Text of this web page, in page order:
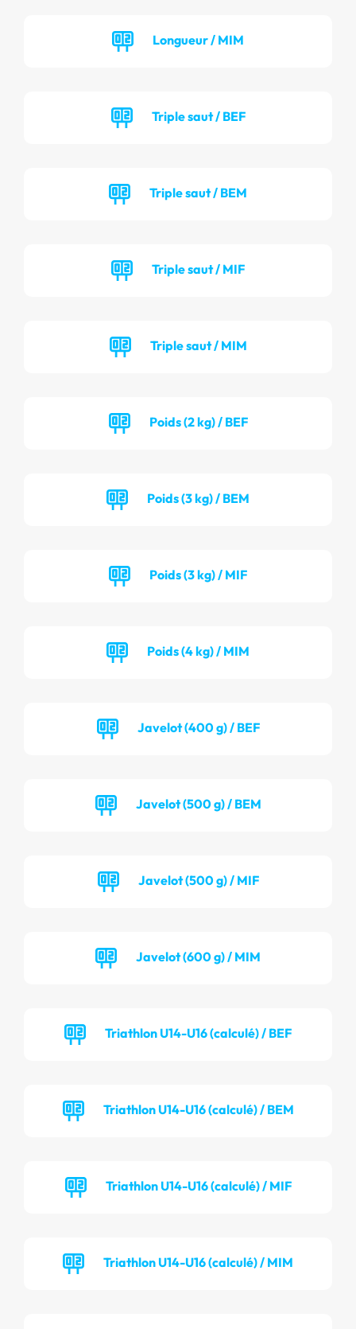
Longueur / MIM
Triple saut / BEF
Triple saut / BEM
Triple saut / MIF
Triple saut / MIM
Poids (2 kg) / BEF
Poids (3 kg) / BEM
Poids (3 kg) / MIF
Poids (4 kg) / MIM
Javelot (400 g) / BEF
Javelot (500 g) / BEM
Javelot (500 g) / MIF
Javelot (600 g) / MIM
Triathlon U14-U16 (calculé) / BEF
Triathlon U14-U16 (calculé) / BEM
Triathlon U14-U16 (calculé) / MIF
Triathlon U14-U16 (calculé) / MIM